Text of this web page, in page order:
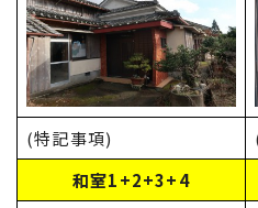
(特記事項)
和室1+2+3+4